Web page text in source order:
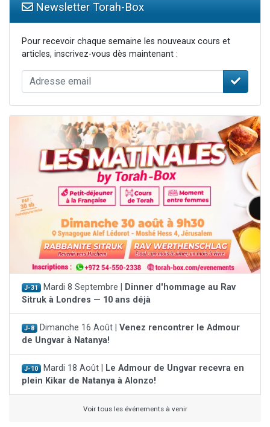
Newsletter Torah-Box
Pour recevoir chaque semaine les nouveaux cours et
articles, inscrivez-vous dès maintenant :
J-31 Mardi 8 Septembre |
Dinner d'hommage au Rav
Sitruk à Londres — 10 ans déjà
J-8 Dimanche 16 Août | Venez rencontrer le Admour
de Ungvar à Natanya!
J-10 Mardi 18 Août |
Le Admour de Ungvar recevra en
plein Kikar de Natanya à Alonzo!
Voir tous les événements à venir